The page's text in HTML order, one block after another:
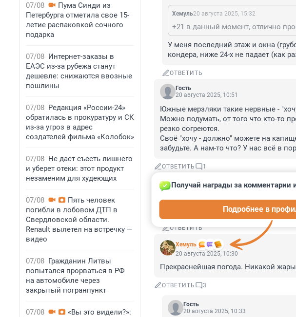
07/08
Пума Синди из
Петербурга отметила свое 15-
летие распаковкой сочного
подарка
07/08 Интернет-заказы в
ЕАЭС из-за рубежа станут
дешевле: снижаются ввозные
пошлины
07/08 Редакция «России-24»
обратилась в прокуратуру и СК
из-за угроз в адрес
создателей фильма «Колобок»
07/08 Не даст съесть лишнего
и уберет отеки: этот продукт
незаменим для худеющих
07/08
Пять человек
погибли в лобовом ДТП в
Свердловской области.
Renault вылетел на встречку —
видео
07/08 Гражданин Литвы
попытался прорваться в РФ
на автомобиле через
закрытый погранпункт
07/08
«Вы это видели?»:
Xемуль20 августа 2025, 15:32
+21 в данный момент, отлично
У меня последний этаж и окна
кондера, ниже 24-х не падает (как
ОТВЕТИТЬ
Гость
20 августа 2025, 10:51
Южные мерзляки такие нервные -
Можно подумать, от того что кто-то
резко согреются.
Своё "хочу - должно" можете на
забудьте. А нам-то что? У нас всё в
ОТВЕТИТЬ 1
Xемуль
с другой стороны, это нытьё ни на
ОТВЕТИТЬ
Xемуль
Получай награды за комментарии
Подробнее в
20 августа 2025, 10:30
Прекраснейшая погода. Никакой
ОТВЕТИТЬ 3
Гость
20 августа 2025, 10:33